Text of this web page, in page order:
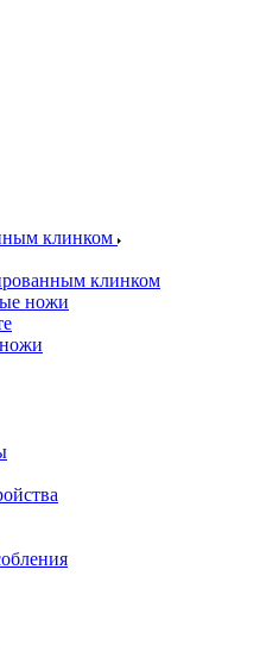
клинком
клинком
ножи